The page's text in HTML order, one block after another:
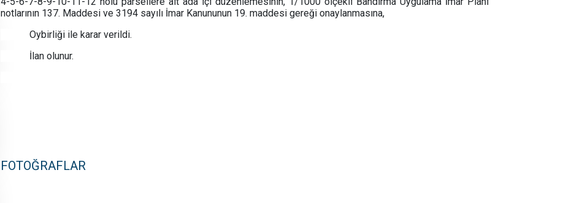
notlarının 137. Maddesi ve 3194 sayılı İmar Kanununun 19. maddesi gereği onaylanmasına,
Oybirliği ile karar verildi.
İlan olunur.
FOTOĞRAFLAR